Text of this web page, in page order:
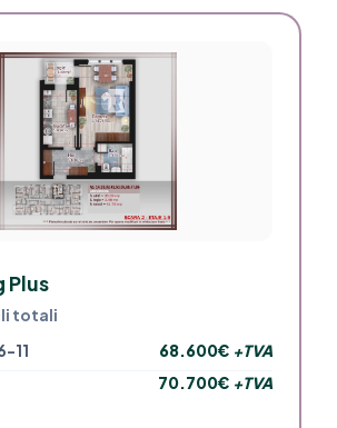
Plus
totali
11
68.600€ +TVA
70.700€ +TVA